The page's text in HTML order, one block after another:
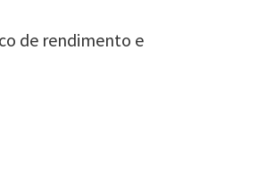
de rendimento e